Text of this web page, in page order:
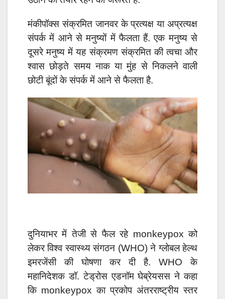
मंकीपॉक्स संक्रमित जानवर के प्रत्यक्ष या अप्रत्यक्ष
संपर्क में आने से मनुष्यों में फैलता हैं. एक मनुष्य से
दूसरे मनुष्य में यह संक्रमण संक्रमित की त्वचा और
श्वास छोड़ते समय नाक या मुंह से निकलने वाली
छोटी बूंदों के संपर्क में आने से फैलता है.
दुनियाभर में तेजी से फैल रहे monkeypox को
लेकर विश्व स्वास्थ्य संगठन (WHO) ने ग्लोबल हेल्थ
इमरजेंसी की घोषणा कर दी है. WHO के
महानिदेशक डॉ. टेड्रोस एडनॉम घेब्रेयसस ने कहा
कि monkeypox का प्रकोप अंतरराष्ट्रीय स्तर